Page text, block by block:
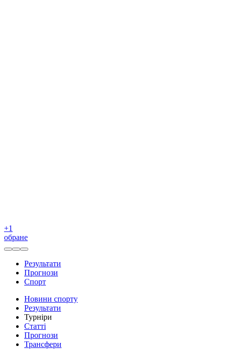
+1
обране
Результати
Прогнози
Спорт
Новини спорту
Результати
Турніри
Статті
Прогнози
Трансфери